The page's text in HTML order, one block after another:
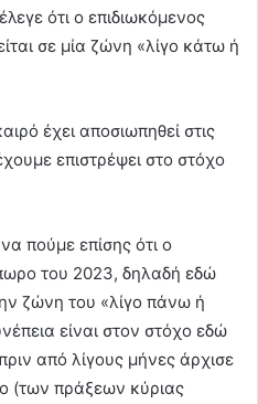
ότι ο επιδιωκόμενος
σε μία ζώνη «λίγο κάτω ή
έχει αποσιωπηθεί στις
επιστρέψει στο στόχο
πούμε επίσης ότι ο
του 2023, δηλαδή εδώ
ζώνη του «λίγο πάνω ή
είναι στον στόχο εδώ
από λίγους μήνες άρχισε
(των πράξεων κύριας